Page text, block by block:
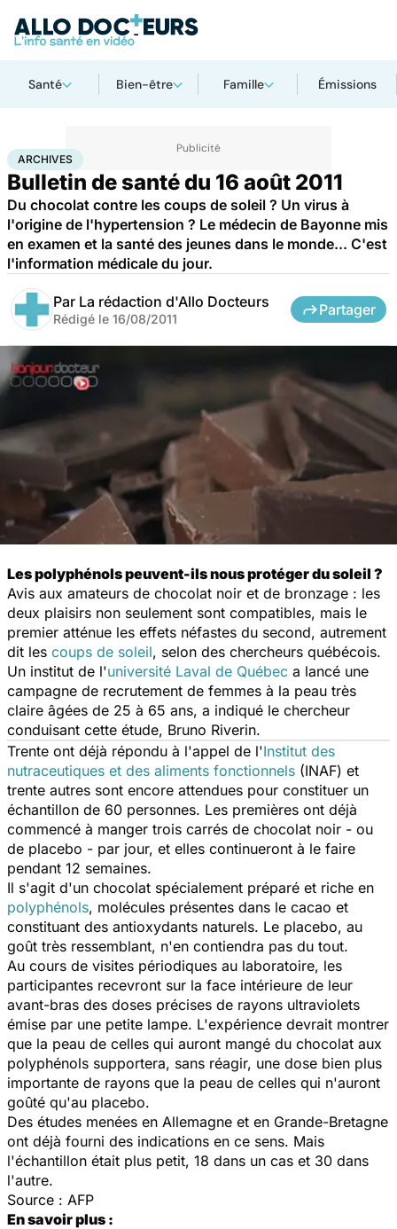
Santé Bien-être Famille Émissions
AccueilSantéArchives
ARCHIVES
Bulletin de santé du 16 août 2011
Du chocolat contre les coups de soleil ? Un virus à
l'origine de l'hypertension ? Le médecin de Bayonne mis
en examen et la santé des jeunes dans le monde... C'est
l'information médicale du jour.
Par La rédaction d'Allo Docteurs
Rédigé le 16/08/2011
Partager
Les polyphénols peuvent-ils nous protéger du soleil ?
Avis aux amateurs de chocolat noir et de bronzage : les
deux plaisirs non seulement sont compatibles, mais le
premier atténue les effets néfastes du second, autrement
dit les coups de soleil, selon des chercheurs québécois.
Un institut de l'université Laval de Québec a lancé une
campagne de recrutement de femmes à la peau très
claire âgées de 25 à 65 ans, a indiqué le chercheur
conduisant cette étude, Bruno Riverin.
Trente ont déjà répondu à l'appel de l'Institut des
nutraceutiques et des aliments fonctionnels (INAF) et
trente autres sont encore attendues pour constituer un
échantillon de 60 personnes. Les premières ont déjà
commencé à manger trois carrés de chocolat noir - ou
de placebo - par jour, et elles continueront à le faire
pendant 12 semaines.
Il s'agit d'un chocolat spécialement préparé et riche en
polyphénols, molécules présentes dans le cacao et
constituant des antioxydants naturels. Le placebo, au
goût très ressemblant, n'en contiendra pas du tout.
Au cours de visites périodiques au laboratoire, les
participantes recevront sur la face intérieure de leur
avant-bras des doses précises de rayons ultraviolets
émise par une petite lampe. L'expérience devrait montrer
que la peau de celles qui auront mangé du chocolat aux
polyphénols supportera, sans réagir, une dose bien plus
importante de rayons que la peau de celles qui n'auront
goûté qu'au placebo.
Des études menées en Allemagne et en Grande-Bretagne
ont déjà fourni des indications en ce sens. Mais
l'échantillon était plus petit, 18 dans un cas et 30 dans
l'autre.
Source : AFP
En savoir plus :